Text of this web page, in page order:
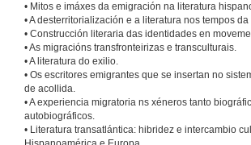
• Mitos e imáxes da emigración na literatura
• A desterritorialización e a literatura nos tempos
• Construcción literaria das identidades en
• As migracións transfronteirizas e transculturais.
• A literatura do exilio.
• Os escritores emigrantes que se insertan no
de acollida.
• A experiencia migratoria ns xéneros tanto
autobiográficos.
• Literatura transatlántica: hibridez e intercambio